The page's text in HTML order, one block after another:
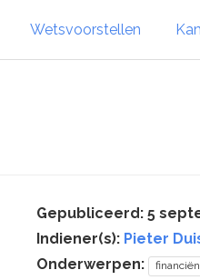
Wetsvoorstellen
Gepubliceerd: 5
Indiener(s): Pieter
Onderwerpen:
financiën